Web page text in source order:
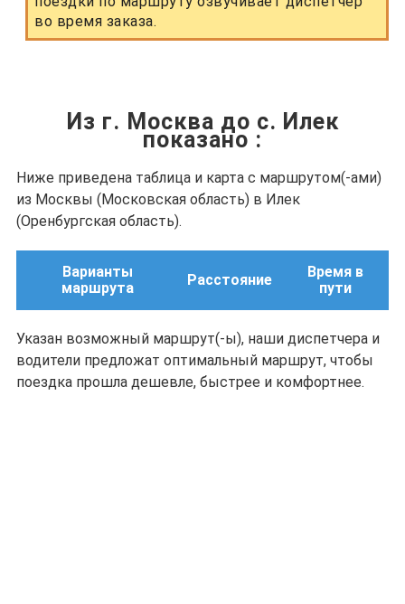
во время заказа.
Из г. Москва до с. Илек
показано :
Ниже приведена таблица и карта с маршрутом(-ами)
из Москвы (Московская область) в Илек
(Оренбургская область).
Варианты
маршрута
Расстояние
Время в
пути
Указан возможный маршрут(-ы), наши диспетчера и
водители предложат оптимальный маршрут, чтобы
поездка прошла дешевле, быстрее и комфортнее.